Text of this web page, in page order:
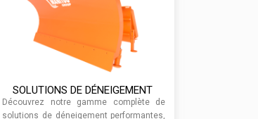
SOLUTIONS DE DÉNEIGEMENT
Découvrez notre gamme complète de
solutions de déneigement performantes,